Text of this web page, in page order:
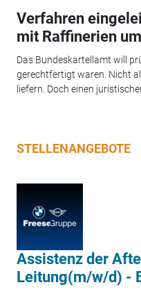
Verfahren
mit Raffinerien
Das Bundeskartellamt will
gerechtfertigt waren. Nicht
liefern. Doch einen
STELLENANGEBOTE
Assistenz der
Leitung(m/w/d) -